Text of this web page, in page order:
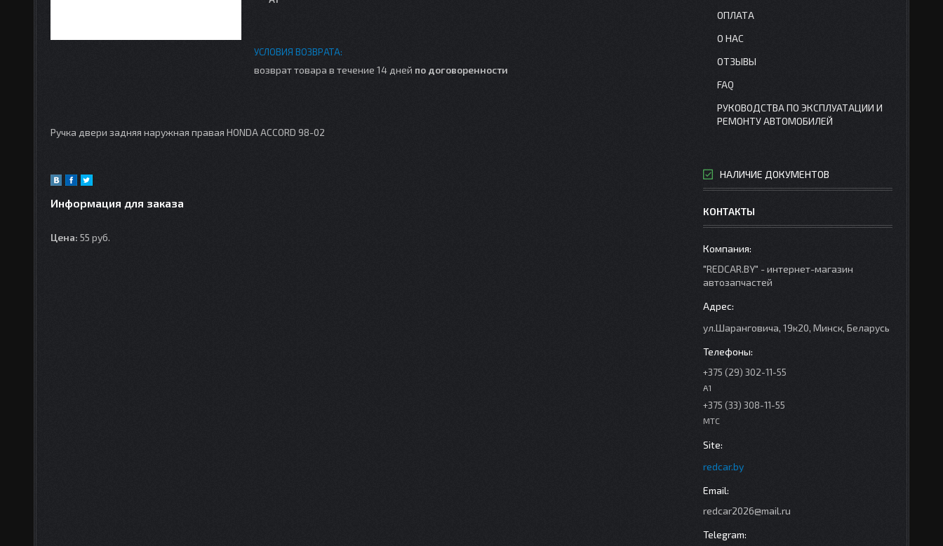
возврат товара в течение 14 дней по договоренности
Ручка двери задняя наружная правая HONDA ACCORD 98-02
Информация для заказа
Цена: 55 руб.
ОПЛАТА
О НАС
ОТЗЫВЫ
FAQ
РУКОВОДСТВА ПО ЭКСПЛУАТАЦИИ И
РЕМОНТУ АВТОМОБИЛЕЙ
НАЛИЧИЕ ДОКУМЕНТОВ
КОНТАКТЫ
"REDCAR.BY" - интернет-магазин
автозапчастей
ул.Шаранговича, 19к20, Минск, Беларусь
+375 (29) 302-11-55
A1
+375 (33) 308-11-55
МТС
redcar.by
redcar2026@mail.ru